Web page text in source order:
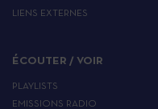
LIENS EXTERNES
ÉCOUTER / VOIR
PLAYLISTS
EMISSIONS RADIO